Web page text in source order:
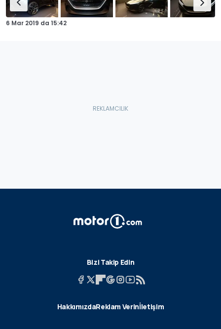
6 Mar 2019 da 15:42
Bizi Takip Edin
HakkımızdaReklam Verinİletişim